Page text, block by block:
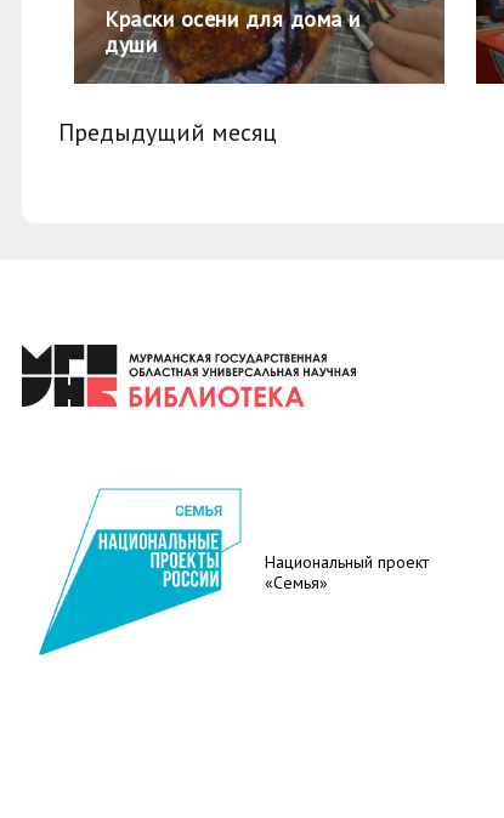
Краски осени для дома и
души
Предыдущий месяц
Национальный проект
«Семья»